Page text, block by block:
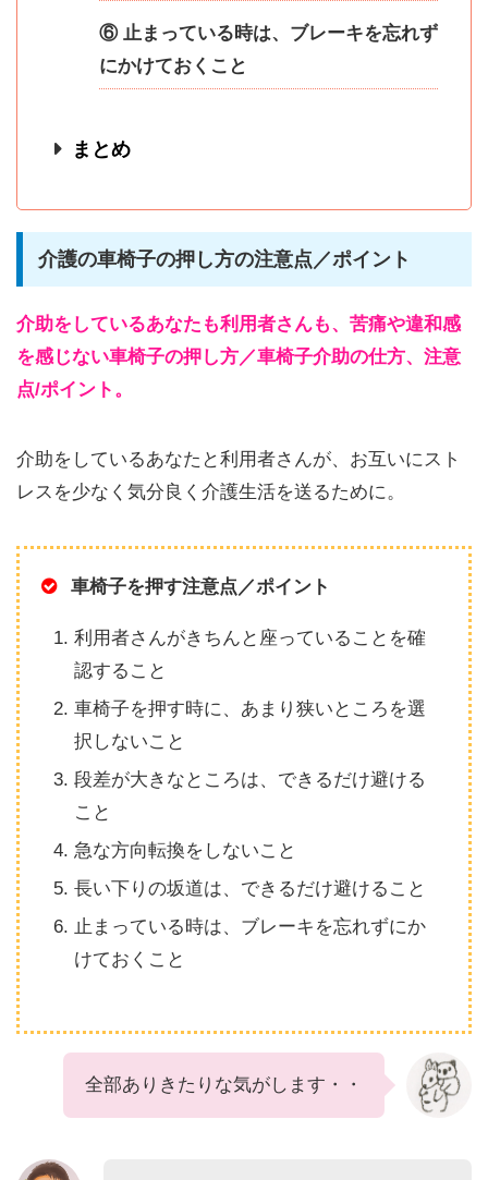
⑥ 止まっている時は、ブレーキを忘れず
にかけておくこと
まとめ
介護の車椅子の押し方の注意点／ポイント
介助をしているあなたも利用者さんも、苦痛や違和感
を感じない車椅子の押し方／車椅子介助の仕方、注意
点/ポイント。
介助をしているあなたと利用者さんが、お互いにスト
レスを少なく気分良く介護生活を送るために。
車椅子を押す注意点／ポイント
利用者さんがきちんと座っていることを確
認すること
車椅子を押す時に、あまり狭いところを選
択しないこと
段差が大きなところは、できるだけ避ける
こと
急な方向転換をしないこと
長い下りの坂道は、できるだけ避けること
止まっている時は、ブレーキを忘れずにか
けておくこと
全部ありきたりな気がします・・